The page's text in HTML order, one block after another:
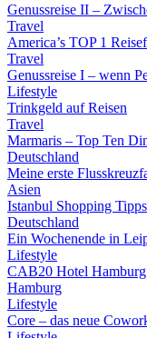
Genussreise II –
Travel
America’s TOP 1
Travel
Genussreise I – wenn
Lifestyle
Trinkgeld auf Reisen
Travel
Marmaris – Top Ten
Deutschland
Meine erste
Asien
Istanbul Shopping Tipps
Deutschland
Ein Wochenende in
Lifestyle
CAB20 Hotel Hamburg
Hamburg
Lifestyle
Core – das neue